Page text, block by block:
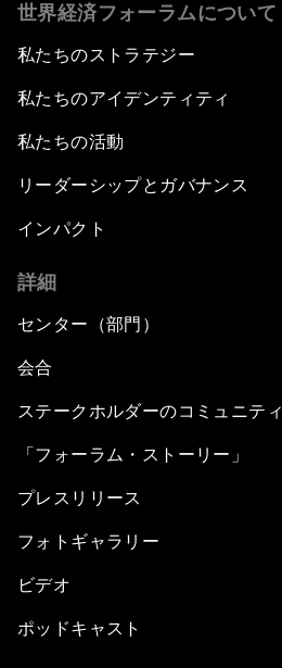
世界経済フォーラムについて
私たちのストラテジー
私たちのアイデンティティ
私たちの活動
リーダーシップとガバナンス
インパクト
詳細
センター（部門）
会合
ステークホルダーのコミュニティ
「フォーラム・ストーリー」
プレスリリース
フォトギャラリー
ビデオ
ポッドキャスト